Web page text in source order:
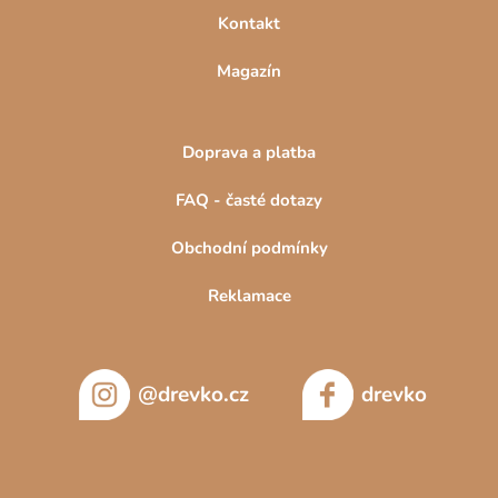
Kontakt
Magazín
Doprava a platba
FAQ - časté dotazy
Obchodní podmínky
Reklamace
@drevko.cz drevko